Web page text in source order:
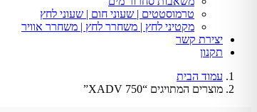
טרמוסטטים | שעוני חום | שעוני לחץ
מקטיני לחץ | משחרר לחץ | משחרר אוויר
יצירת קשר
תקנון
עמוד הבית
מוצרים המתויגים “XADV 750”